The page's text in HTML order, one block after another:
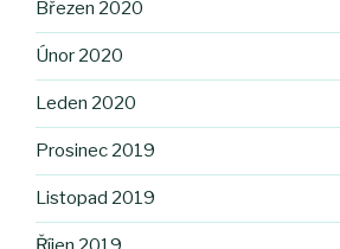
Březen 2020
Únor 2020
Leden 2020
Prosinec 2019
Listopad 2019